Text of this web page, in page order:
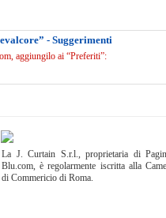
- Suggerimenti
aggiungilo ai “Preferiti”:
La J. Curtain S.r.l., proprietaria di
Blu.com, è regolarmente iscritta alla
di Commericio di Roma.